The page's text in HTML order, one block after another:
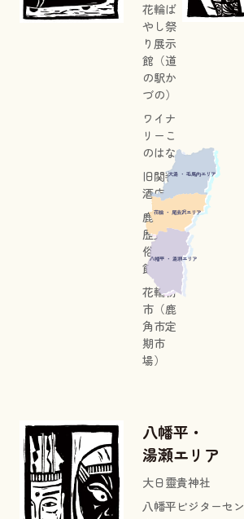
花輪ば
やし祭
り展示
館（道
の駅か
づの）
ワイナ
リーこ
のはな
旧関善
酒店
鹿角市
歴史民
俗資料
館
花輪朝
市（鹿
角市定
期市
場）
大湯 ・ 毛馬内エリア
花輪 ・ 尾去沢エリア
八幡平 ・ 湯瀬エリア
八幡平・
湯瀬エリア
大日靈貴神社
八幡平ビジターセン